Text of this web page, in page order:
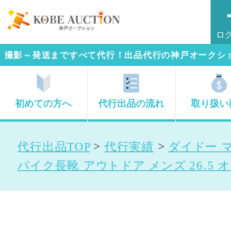
撮影～発送まですべて代行！出品代行の神戸オークシ
ロ
初めての方へ 代行出品の流れ 取り扱い
代行出品TOP> 代行実績 > ダイドー
パイク長靴 アウトドア メンズ 26.5